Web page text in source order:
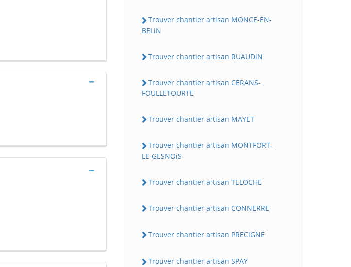
Trouver chantier artisan MONCE-EN-
BELiN
Trouver chantier artisan RUAUDiN
Trouver chantier artisan CERANS-
FOULLETOURTE
Trouver chantier artisan MAYET
Trouver chantier artisan MONTFORT-
LE-GESNOiS
Trouver chantier artisan TELOCHE
Trouver chantier artisan CONNERRE
Trouver chantier artisan PRECiGNE
Trouver chantier artisan SPAY